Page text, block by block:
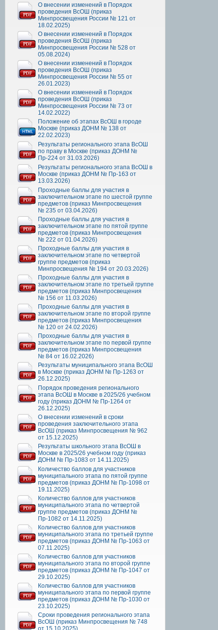
О внесении изменений в Порядок
проведения ВсОШ (приказ
Минпросвещения России № 121 от
18.02.2025)
О внесении изменений в Порядок
проведения ВсОШ (приказ
Минпросвещения России № 528 от
05.08.2024)
О внесении изменений в Порядок
проведения ВсОШ (приказ
Минпросвещения России № 55 от
26.01.2023)
О внесении изменений в Порядок
проведения ВсОШ (приказ
Минпросвещения России № 73 от
14.02.2022)
Положение об этапах ВсОШ в городе
Москве (приказ ДОНМ № 138 от
22.02.2023)
Результаты регионального этапа ВсОШ
по праву в Москве (приказ ДОНМ №
Пр-224 от 31.03.2026)
Результаты регионального этапа ВсОШ в
Москве (приказ ДОНМ № Пр-163 от
13.03.2026)
Проходные баллы для участия в
заключительном этапе по шестой группе
предметов (приказ Минпросвещения
№ 235 от 03.04.2026)
Проходные баллы для участия в
заключительном этапе по пятой группе
предметов (приказ Минпросвещения
№ 222 от 01.04.2026)
Проходные баллы для участия в
заключительном этапе по четвертой
группе предметов (приказ
Минпросвещения № 194 от 20.03.2026)
Проходные баллы для участия в
заключительном этапе по третьей группе
предметов (приказ Минпросвещения
№ 156 от 11.03.2026)
Проходные баллы для участия в
заключительном этапе по второй группе
предметов (приказ Минпросвещения
№ 120 от 24.02.2026)
Проходные баллы для участия в
заключительном этапе по первой группе
предметов (приказ Минпросвещения
№ 84 от 16.02.2026)
Результаты муниципального этапа ВсОШ
в Москве (приказ ДОНМ № Пр-1263 от
26.12.2025)
Порядок проведения регионального
этапа ВсОШ в Москве в 2025/26 учебном
году (приказ ДОНМ № Пр-1264 от
26.12.2025)
О внесении изменений в сроки
проведения заключительного этапа
ВсОШ (приказ Минпросвещения № 962
от 15.12.2025)
Результаты школьного этапа ВсОШ в
Москве в 2025/26 учебном году (приказ
ДОНМ № Пр-1083 от 14.11.2025)
Количество баллов для участников
муниципального этапа по пятой группе
предметов (приказ ДОНМ № Пр-1098 от
19.11.2025)
Количество баллов для участников
муниципального этапа по четвертой
группе предметов (приказ ДОНМ №
Пр-1082 от 14.11.2025)
Количество баллов для участников
муниципального этапа по третьей группе
предметов (приказ ДОНМ № Пр-1063 от
07.11.2025)
Количество баллов для участников
муниципального этапа по второй группе
предметов (приказ ДОНМ № Пр-1047 от
29.10.2025)
Количество баллов для участников
муниципального этапа по первой группе
предметов (приказ ДОНМ № Пр-1030 от
23.10.2025)
Сроки проведения регионального этапа
ВсОШ (приказ Минпросвещения № 748
от 15.10.2025)